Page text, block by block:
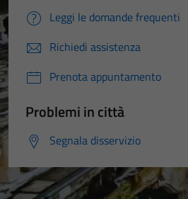
Leggi le domande frequenti
Richiedi assistenza
Prenota appuntamento
Problemi in città
Segnala disservizio